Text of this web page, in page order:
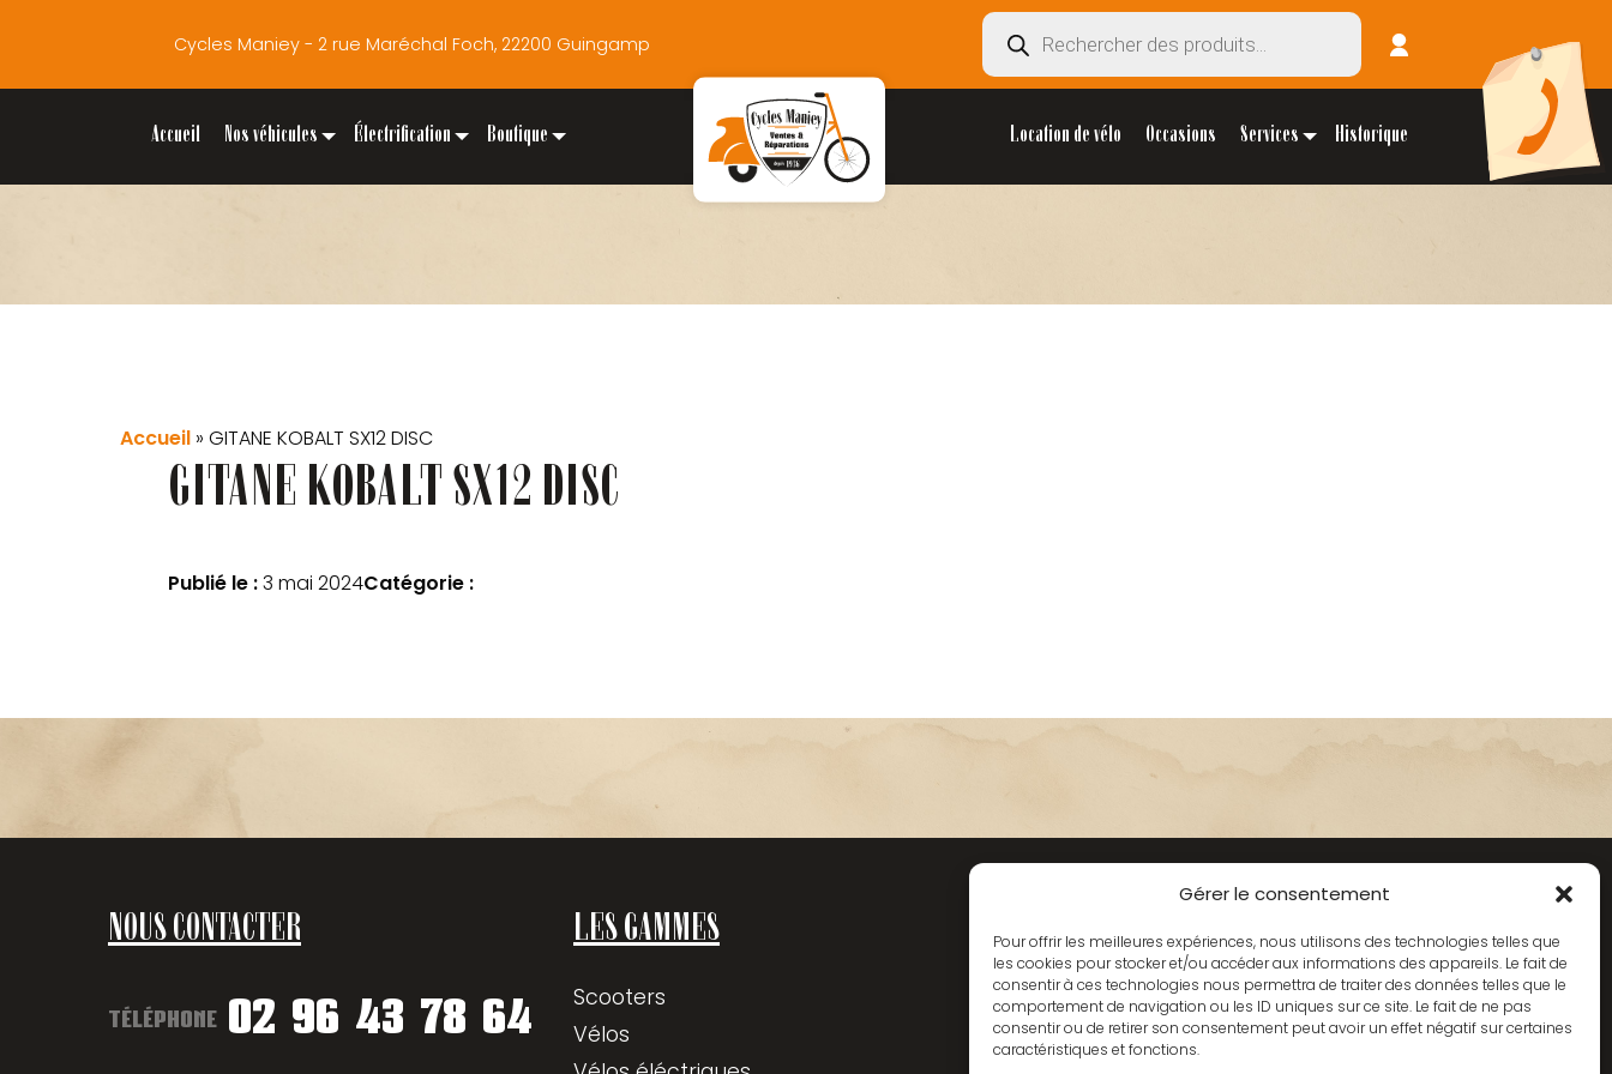
Gérer le consentement
Pour offrir les meilleures expériences, nous utilisons des technologies telles que
les cookies pour stocker et/ou accéder aux informations des appareils. Le fait de
consentir à ces technologies nous permettra de traiter des données telles que le
comportement de navigation ou les ID uniques sur ce site. Le fait de ne pas
consentir ou de retirer son consentement peut avoir un effet négatif sur certaines
caractéristiques et fonctions.
Cycles Maniey - 2 rue Maréchal Foch, 22200 Guingamp
Recherche
produits
Accueil Nos véhicules Électrification Boutique Location de vélo Occasions Services Historique
Accueil » GITANE KOBALT SX12 DISC
GITANE KOBALT SX12 DISC
Publié le :3 mai 2024Catégorie :
NOUS CONTACTER
TÉLÉPHONE 02 96 43 78 64
LES GAMMES
Scooters
Vélos
NAVIGATION
Accueil
Services